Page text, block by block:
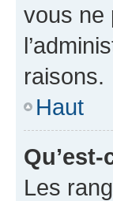
vous ne
raisons.
Haut
Les